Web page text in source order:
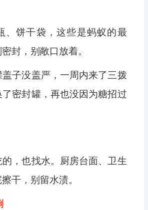
、饼干袋，这些是蚂蚁的最
封，别敞口放着。
子没盖严，一周内来了三拨
密封罐，再也没因为糖招过
，也找水。厨房台面、卫生
干，别留水渍。